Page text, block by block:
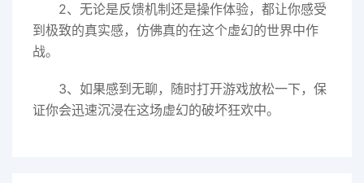
2、无论是反馈机制还是操作体验，都让你感受
到极致的真实感，仿佛真的在这个虚幻的世界中作
战。
3、如果感到无聊，随时打开游戏放松一下，保
证你会迅速沉浸在这场虚幻的破坏狂欢中。